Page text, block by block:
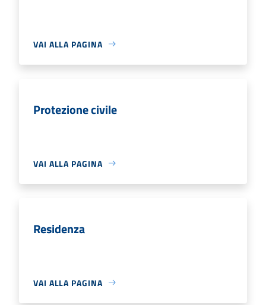
VAI ALLA PAGINA
Protezione civile
VAI ALLA PAGINA
Residenza
VAI ALLA PAGINA